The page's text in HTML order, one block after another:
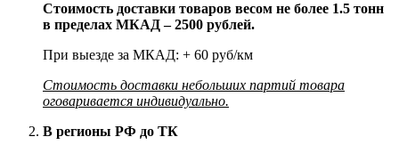
Стоимость доставки товаров весом не более 1.5 тонн
в пределах МКАД – 2500 рублей.
При выезде за МКАД: + 60 руб/км
Стоимость доставки небольших партий товара
оговаривается индивидуально.
В регионы РФ до ТК